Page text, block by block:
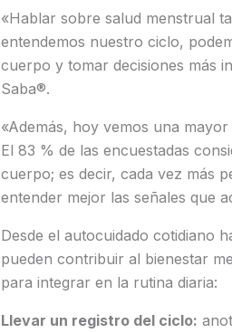
«Hablar sobre salud menstrual
entendemos nuestro ciclo,
cuerpo y tomar decisiones más
Saba®.
«Además, hoy vemos una
El 83 % de las encuestadas
cuerpo; es decir, cada vez más
entender mejor las señales que
Desde el autocuidado cotidiano
pueden contribuir al bienestar
para integrar en la rutina diaria:
Llevar un registro del ciclo: